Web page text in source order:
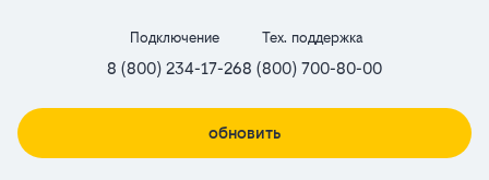
Подключение
8 (800) 234-17-26
Тех. поддержка
8 (800) 700-80-00
обновить